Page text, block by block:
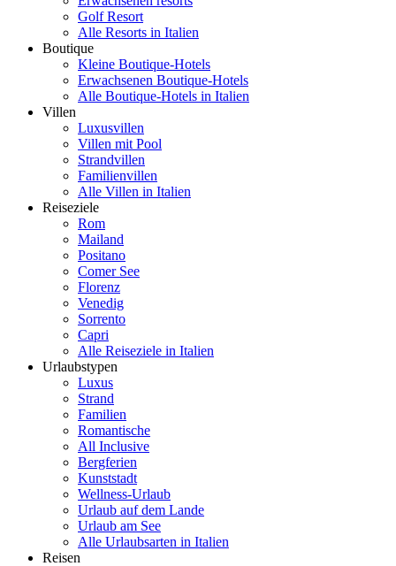
Golf Resort
Alle Resorts in Italien
Boutique
Kleine Boutique-Hotels
Erwachsenen Boutique-Hotels
Alle Boutique-Hotels in Italien
Villen
Luxusvillen
Villen mit Pool
Strandvillen
Familienvillen
Alle Villen in Italien
Reiseziele
Rom
Mailand
Positano
Comer See
Florenz
Venedig
Sorrento
Capri
Alle Reiseziele in Italien
Urlaubstypen
Luxus
Strand
Familien
Romantische
All Inclusive
Bergferien
Kunststadt
Wellness-Urlaub
Urlaub auf dem Lande
Urlaub am See
Alle Urlaubsarten in Italien
Reisen